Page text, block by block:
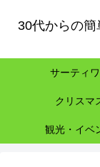
30代からの
サーティ
クリスマ
観光・イベ